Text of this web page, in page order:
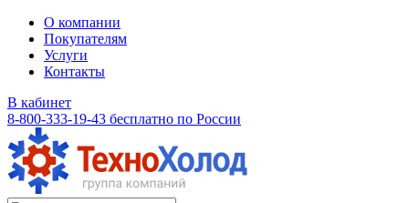
О компании
Покупателям
Услуги
Контакты
В кабинет
8-800-333-19-43 бесплатно по России